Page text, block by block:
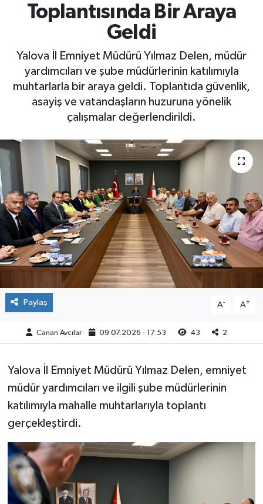
Toplantısında Bir Araya
Geldi
Yalova İl Emniyet Müdürü Yılmaz Delen, müdür
yardımcıları ve şube müdürlerinin katılımıyla
muhtarlarla bir araya geldi. Toplantıda güvenlik,
asayiş ve vatandaşların huzuruna yönelik
çalışmalar değerlendirildi.
Paylaş A- A+
Canan Avcılar 09.07.2026 - 17:53 43 2
Yalova İl Emniyet Müdürü Yılmaz Delen, emniyet
müdür yardımcıları ve ilgili şube müdürlerinin
katılımıyla mahalle muhtarlarıyla toplantı
gerçekleştirdi.
Yaşam